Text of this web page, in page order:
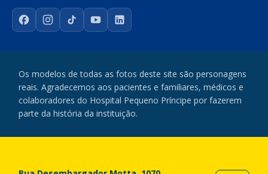
FacebookInstagram
TikTokYouTubeLinkedIn
Os modelos de todas as fotos deste site são personagens
reais. Agradecemos aos pacientes e familiares, médicos e
colaboradores do Hospital Pequeno Príncipe por fazerem
parte da história da instituição.